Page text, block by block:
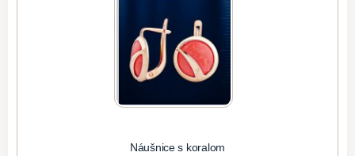
Náušnice s koralom